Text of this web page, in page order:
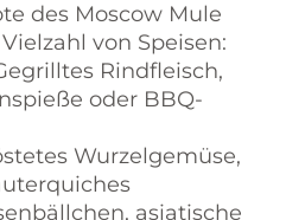
des Moscow Mule
von Speisen:
Rindfleisch,
oder BBQ-
Wurzelgemüse,
asiatische